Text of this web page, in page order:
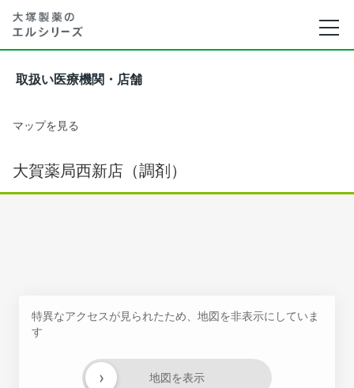
取扱い医療機関・店舗
マップを見る
大賀薬局西新店（調剤）
特異なアクセスが見られたため、地図を非表示にしていま
す
地図を表示
›